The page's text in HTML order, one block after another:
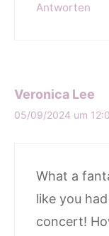
Antworten
Veronica Lee
05/09/2024 um
What a
like you
concert!